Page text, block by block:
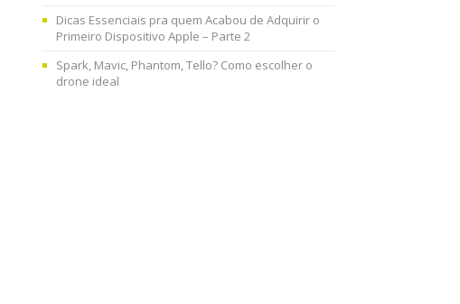
Dicas Essenciais pra quem Acabou de Adquirir o
Primeiro Dispositivo Apple – Parte 2
Spark, Mavic, Phantom, Tello? Como escolher o
drone ideal